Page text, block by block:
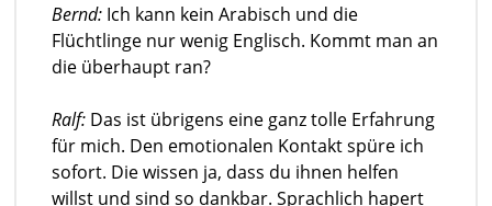
Bernd:Ich kann kein Arabisch und die
Flüchtlinge nur wenig Englisch. Kommt man an
die überhaupt ran?
Ralf:Das ist übrigens eine ganz tolle Erfahrung
für mich. Den emotionalen Kontakt spüre ich
sofort. Die wissen ja, dass du ihnen helfen
willst und sind so dankbar. Sprachlich hapert